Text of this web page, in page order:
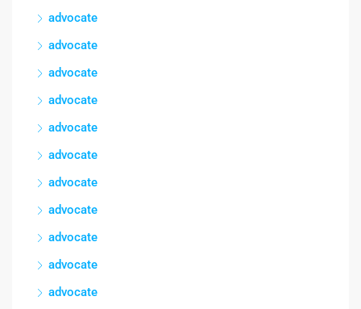
advocate
advocate
advocate
advocate
advocate
advocate
advocate
advocate
advocate
advocate
advocate